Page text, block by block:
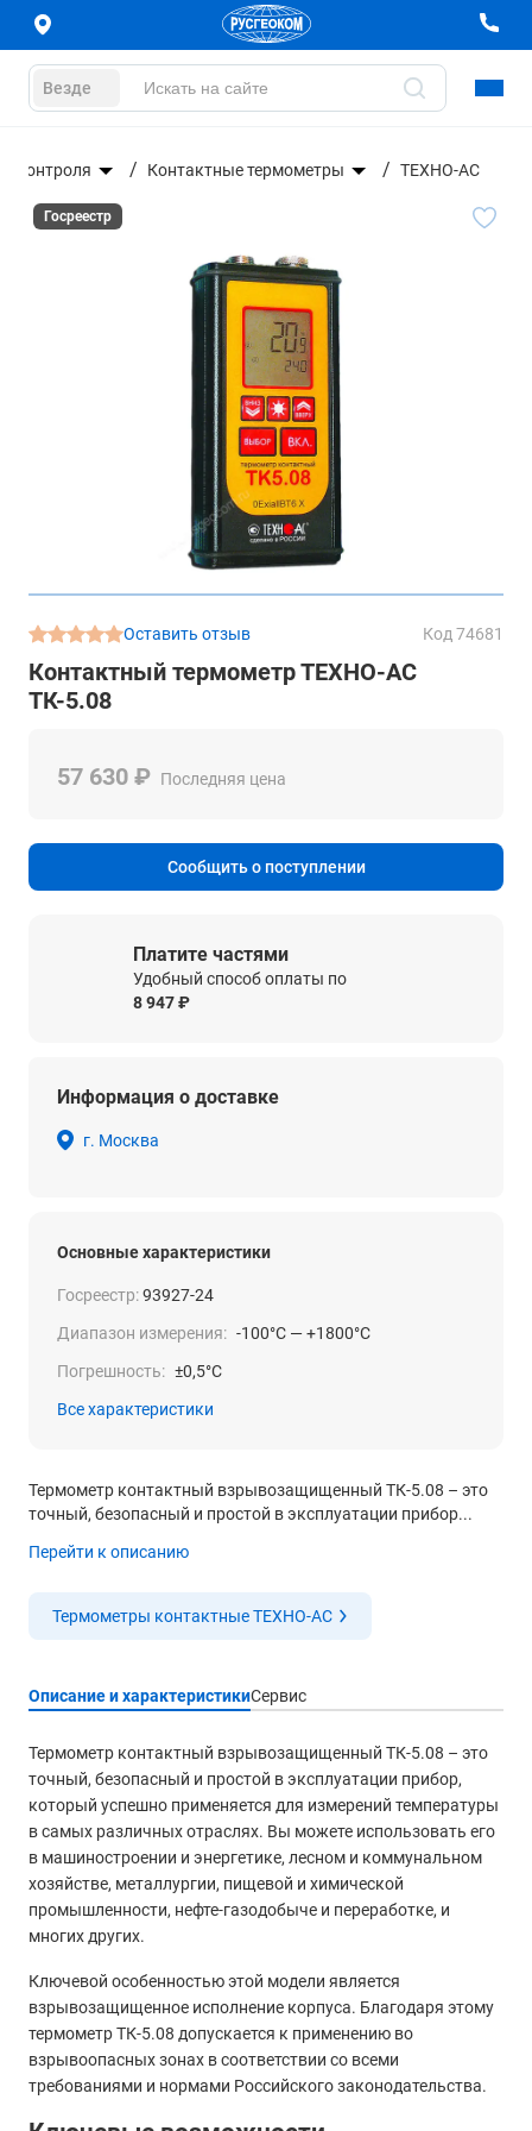
Везде
контроля Контактные термометры ТЕХНО-АС
Госреестр
Оставить отзыв Код 74681
Контактный термометр ТЕХНО-АС
ТК-5.08
57 630 ₽ Последняя цена
Сообщить о поступлении
Платите частями
Удобный способ оплаты по
8 947 ₽
Информация о доставке
г. Москва
Основные характеристики
Госреестр:93927-24
Диапазон измерения: -100°С — +1800°С
Погрешность: ±0,5°C
Все характеристики
Термометр контактный взрывозащищенный ТК-5.08 – это
точный, безопасный и простой в эксплуатации прибор...
Перейти к описанию
Термометры контактные ТЕХНО-АС
Описание и характеристикиСервис
Термометр контактный взрывозащищенный ТК-5.08 – это
точный, безопасный и простой в эксплуатации прибор,
который успешно применяется для измерений температуры
в самых различных отраслях. Вы можете использовать его
в машиностроении и энергетике, лесном и коммунальном
хозяйстве, металлургии, пищевой и химической
промышленности, нефте-газодобыче и переработке, и
многих других.
Ключевой особенностью этой модели является
взрывозащищенное исполнение корпуса. Благодаря этому
термометр ТК-5.08 допускается к применению во
взрывоопасных зонах в соответствии со всеми
требованиями и нормами Российского законодательства.